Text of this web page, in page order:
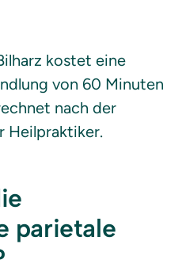
kostet eine
nach der
Heilpraktiker.
parietale